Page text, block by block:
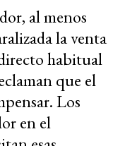
al menos
la venta
habitual
que el
Los
en el